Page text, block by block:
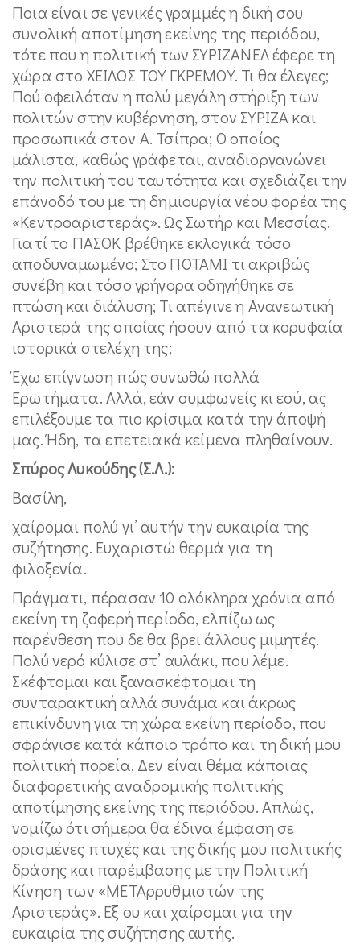
Ποια είναι σε γενικές γραμμές η δική σου
συνολική αποτίμηση εκείνης της περιόδου,
τότε που η πολιτική των ΣΥΡΙΖΑΝΕΛ έφερε τη
χώρα στο ΧΕΙΛΟΣ ΤΟΥ ΓΚΡΕΜΟΥ. Τι θα έλεγες;
Πού οφειλόταν η πολύ μεγάλη στήριξη των
πολιτών στην κυβέρνηση, στον ΣΥΡΙΖΑ και
προσωπικά στον Α. Τσίπρα; Ο οποίος
μάλιστα, καθώς γράφεται, αναδιοργανώνει
την πολιτική του ταυτότητα και σχεδιάζει την
επάνοδό του με τη δημιουργία νέου φορέα της
«Κεντροαριστεράς». Ως Σωτήρ και Μεσσίας.
Γιατί το ΠΑΣΟΚ βρέθηκε εκλογικά τόσο
αποδυναμωμένο; Στο ΠΟΤΑΜΙ τι ακριβώς
συνέβη και τόσο γρήγορα οδηγήθηκε σε
πτώση και διάλυση; Τι απέγινε η Ανανεωτική
Αριστερά της οποίας ήσουν από τα κορυφαία
ιστορικά στελέχη της;
Έχω επίγνωση πώς συνωθώ πολλά
Ερωτήματα. Αλλά, εάν συμφωνείς κι εσύ, ας
επιλέξουμε τα πιο κρίσιμα κατά την άποψή
μας. Ήδη, τα επετειακά κείμενα πληθαίνουν.
Σπύρος Λυκούδης (Σ.Λ.):
Βασίλη,
χαίρομαι πολύ γι’ αυτήν την ευκαιρία της
συζήτησης. Ευχαριστώ θερμά για τη
φιλοξενία.
Πράγματι, πέρασαν 10 ολόκληρα χρόνια από
εκείνη τη ζοφερή περίοδο, ελπίζω ως
παρένθεση που δε θα βρει άλλους μιμητές.
Πολύ νερό κύλισε στ’ αυλάκι, που λέμε.
Σκέφτομαι και ξανασκέφτομαι τη
συνταρακτική αλλά συνάμα και άκρως
επικίνδυνη για τη χώρα εκείνη περίοδο, που
σφράγισε κατά κάποιο τρόπο και τη δική μου
πολιτική πορεία. Δεν είναι θέμα κάποιας
διαφορετικής αναδρομικής πολιτικής
αποτίμησης εκείνης της περιόδου. Απλώς,
νομίζω ότι σήμερα θα έδινα έμφαση σε
ορισμένες πτυχές και της δικής μου πολιτικής
δράσης και παρέμβασης με την Πολιτική
Κίνηση των «ΜΕΤΑρρυθμιστών της
Αριστεράς». Εξ ου και χαίρομαι για την
ευκαιρία της συζήτησης αυτής.